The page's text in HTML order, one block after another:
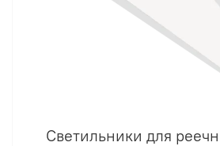
Светильники для